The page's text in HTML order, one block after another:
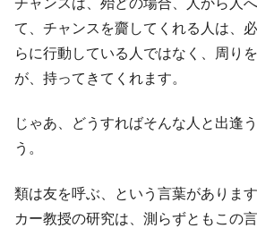
チャンスは、殆どの場合、人から人
て、チャンスを齎してくれる人は、
らに行動している人ではなく、周り
が、持ってきてくれます。
じゃあ、どうすればそんな人と出逢
う。
類は友を呼ぶ、という言葉がありま
カー教授の研究は、測らずともこの